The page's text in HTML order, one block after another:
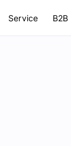
Service B2B